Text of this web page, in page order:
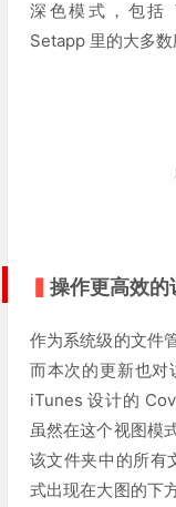
深色模式，包括
Setapp 里的大多数
操作更高效的
作为系统级的文件
而本次的更新也对
iTunes 设计的
虽然在这个视图模
该文件夹中的所有
式出现在大图的下